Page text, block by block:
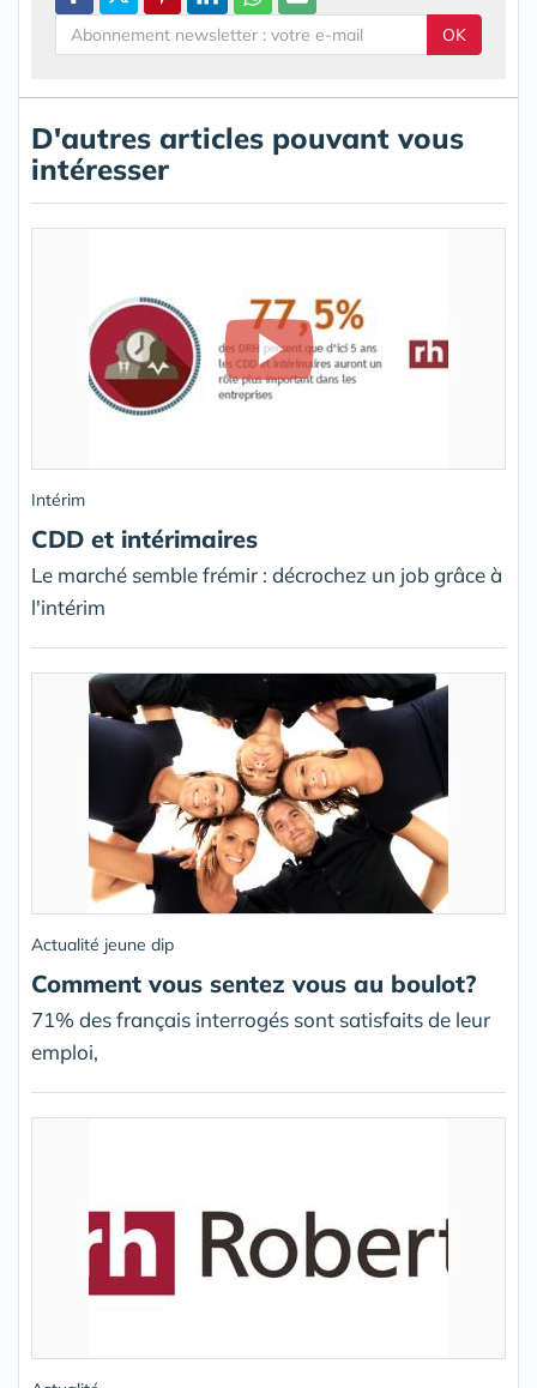
OK
D'autres articles pouvant vous
intéresser
Intérim
CDD et intérimaires
Le marché semble frémir : décrochez un job grâce à
l'intérim
Actualité jeune dip
Comment vous sentez vous au boulot?
71% des français interrogés sont satisfaits de leur
emploi,